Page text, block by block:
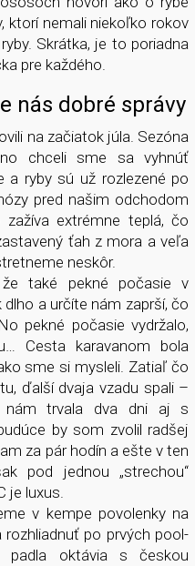
ktorí nemali niekoľko rokov
Skrátka, je to poriadna
pre každého.
nás dobré správy
na začiatok júla. Sezóna
chceli sme sa vyhnúť
a ryby sú už rozlezené po
pred našim odchodom
extrémne teplá, čo
ťah z mora a veľa
neskôr.
také pekné počasie v
a určíte nám zaprší, čo
pekné počasie vydržalo,
Cesta karavanom bola
sme si mysleli. Zatiaľ čo
ďalší dvaja vzadu spali –
nám trvala dva dni aj s
by som zvolil radšej
za pár hodín a ešte v ten
pod jednou „strechou“
je luxus.
v kempe povolenky na
rozhliadnuť po prvých pool­
oktávia s českou